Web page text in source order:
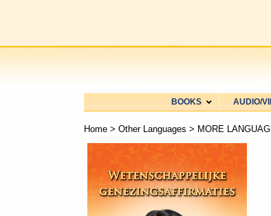
BOOKS AUDIO/
Home > Other Languages > MORE